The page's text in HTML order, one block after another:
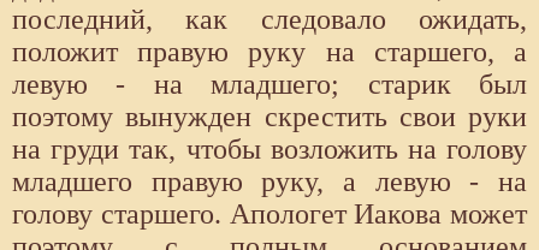
последний, как следовало ожидать,
положит правую руку на старшего, а
левую - на младшего; старик был
поэтому вынужден скрестить свои руки
на груди так, чтобы возложить на голову
младшего правую руку, а левую - на
голову старшего. Апологет Иакова может